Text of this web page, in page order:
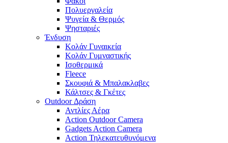
Πολυεργαλεία
Ψυγεία & Θερμός
Ψησταριές
Ένδυση
Κολάν Γυναικεία
Κολάν Γυμναστικής
Ισοθερμικά
Fleece
Σκουφιά & Μπαλακλαβες
Κάλτσες & Γκέτες
Outdoor Δράση
Αντλίες Αέρα
Action Outdoor Camera
Gadgets Action Camera
Action Τηλεκατευθυνόμενα